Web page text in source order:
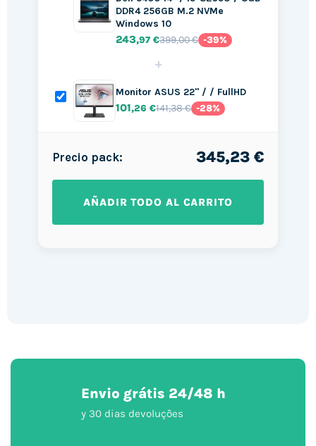
DDR4 256GB M.2 NVMe
Windows 10
243,97 €399,00 € -39%
+
Monitor ASUS 22" / / FullHD
101,26 €141,38 € -28%
Precio pack: 345,23 €
AÑADIR TODO AL CARRITO
Envio grátis 24/48 h
y 30 dias devoluções